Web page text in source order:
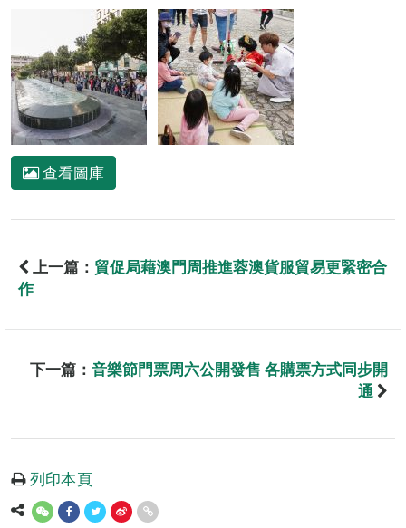
查看圖庫
上一篇： 貿促局藉澳門周推進蓉澳貨服貿易更緊密合
作
下一篇： 音樂節門票周六公開發售 各購票方式同步開
通
列印本頁